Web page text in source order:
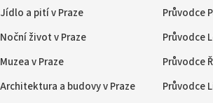
Jídlo a pití v Praze
Noční život v Praze
Muzea v Praze
Architektura a budovy v Praze
Průvodce
Průvodce
Průvodce
Průvodce